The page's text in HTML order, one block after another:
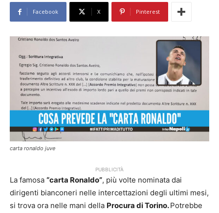
Facebook X Pinterest
carta ronaldo juve
PUBBLICITÀ
La famosa “carta Ronaldo”, più volte nominata dai
dirigenti bianconeri nelle intercettazioni degli ultimi mesi,
si trova ora nelle mani della Procura di Torino.Potrebbe